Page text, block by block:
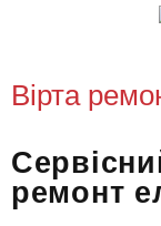
Вірта
ремонт